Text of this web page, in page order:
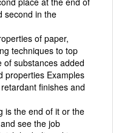
second in the
of paper,
techniques to top
of substances added
properties Examples
finishes and
is the end of it or the
see the job